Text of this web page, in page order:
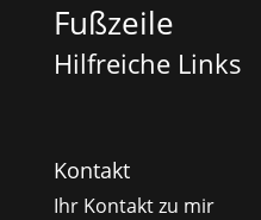
Fußzeile
Hilfreiche Links
Kontakt
Ihr Kontakt zu mir